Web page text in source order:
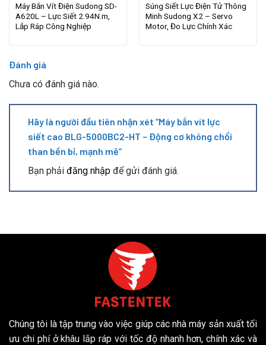
Máy Bắn Vít Điện Sudong SD-
A620L – Lực Siết 2.94N.m,
Lắp Ráp Công Nghiệp
Súng Siết Lực Điện Tử Thông
Minh Sudong X2 – Servo
Motor, Đo Lực Chính Xác
Đánh giá
Chưa có đánh giá nào.
Hãy là người đầu tiên nhận xét “Máy bắn vít lực
siết cao BLG-5000BC2-HT – Động cơ không chổi
than bền bỉ, mạnh mẽ”
Bạn phải đăng nhập để gửi đánh giá.
Chúng tôi là tập trung vào việc giúp các nhà máy sản xuất tối
ưu chi phí ở khâu lắp ráp với tốc độ nhanh hơn, chính xác và